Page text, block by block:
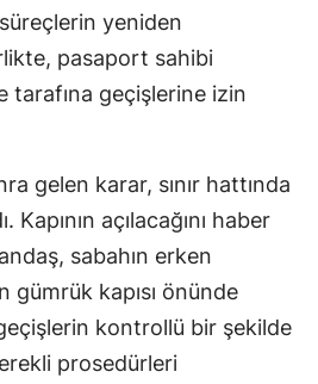
yeniden
pasaport sahibi
tarafına geçişlerine izin
gelen karar, sınır hattında
Kapının açılacağını haber
sabahın erken
gümrük kapısı önünde
kontrollü bir şekilde
prosedürleri